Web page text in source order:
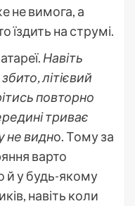
не вимога, а
їздить на струмі.
Навіть
літієвий
повторно
триває
не видно. Тому за
варто
й у будь-якому
навіть коли